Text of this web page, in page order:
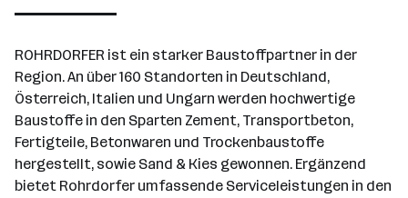
501 - 2500 Mitarbeiter*innen
ROHRDORFER ist ein starker Baustoffpartner in der
Region. An über 160 Standorten in Deutschland,
Österreich, Italien und Ungarn werden hochwertige
Baustoffe in den Sparten Zement, Transportbeton,
Fertigteile, Betonwaren und Trockenbaustoffe
hergestellt, sowie Sand & Kies gewonnen. Ergänzend
bietet Rohrdorfer umfassende Serviceleistungen in den